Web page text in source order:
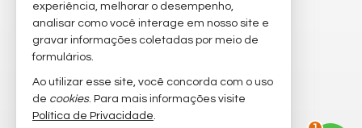
receba nosso newsletter
imóveis favoritos
mapa de imóveis
experiência, melhorar o desempenho,
analisar como você interage em nosso site e
gravar informações coletadas por meio de
formulários.
Ao utilizar esse site, você concorda com o uso
de cookies. Para mais informações visite
Política de Privacidade.